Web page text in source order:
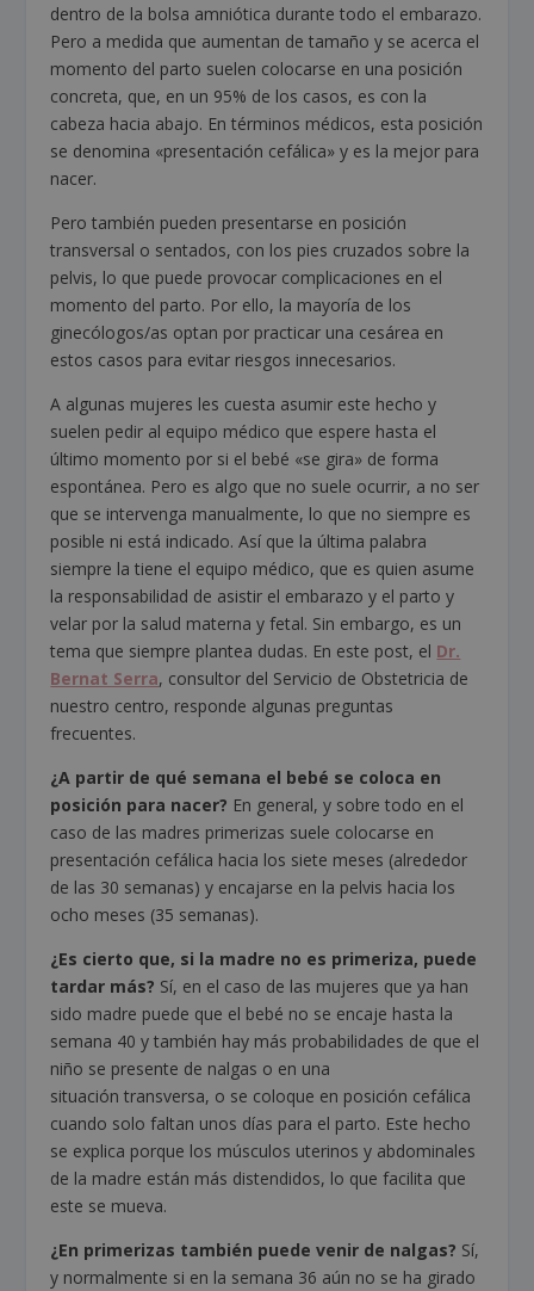
dentro de la bolsa amniótica durante todo el embarazo.
Pero a medida que aumentan de tamaño y se acerca el
momento del parto suelen colocarse en una posición
concreta, que, en un 95% de los casos, es con la
cabeza hacia abajo. En términos médicos, esta posición
se denomina «presentación cefálica» y es la mejor para
nacer.
Pero también pueden presentarse en posición
transversal o sentados, con los pies cruzados sobre la
pelvis, lo que puede provocar complicaciones en el
momento del parto. Por ello, la mayoría de los
ginecólogos/as optan por practicar una cesárea en
estos casos para evitar riesgos innecesarios.
A algunas mujeres les cuesta asumir este hecho y
suelen pedir al equipo médico que espere hasta el
último momento por si el bebé «se gira» de forma
espontánea. Pero es algo que no suele ocurrir, a no ser
que se intervenga manualmente, lo que no siempre es
posible ni está indicado. Así que la última palabra
siempre la tiene el equipo médico, que es quien asume
la responsabilidad de asistir el embarazo y el parto y
velar por la salud materna y fetal. Sin embargo, es un
tema que siempre plantea dudas. En este post, el Dr.
Bernat Serra, consultor del Servicio de Obstetricia de
nuestro centro, responde algunas preguntas
frecuentes.
¿A partir de qué semana el bebé se coloca en
posición para nacer? En general, y sobre todo en el
caso de las madres primerizas suele colocarse en
presentación cefálica hacia los siete meses (alrededor
de las 30 semanas) y encajarse en la pelvis hacia los
ocho meses (35 semanas).
¿Es cierto que, si la madre no es primeriza, puede
tardar más? Sí, en el caso de las mujeres que ya han
sido madre puede que el bebé no se encaje hasta la
semana 40 y también hay más probabilidades de que el
niño se presente de nalgas o en una
situación transversa, o se coloque en posición cefálica
cuando solo faltan unos días para el parto. Este hecho
se explica porque los músculos uterinos y abdominales
de la madre están más distendidos, lo que facilita que
este se mueva.
¿En primerizas también puede venir de nalgas? Sí,
y normalmente si en la semana 36 aún no se ha girado